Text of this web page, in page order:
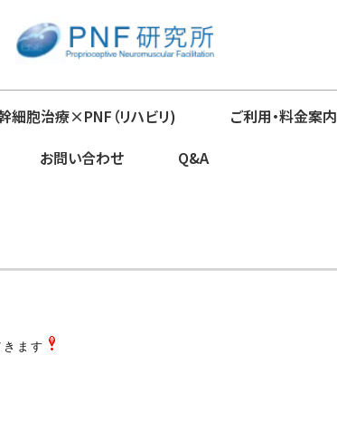
細胞治療×PNF（リハビリ) ご利用・料金案内
お問い合わせ
Q&A
ます